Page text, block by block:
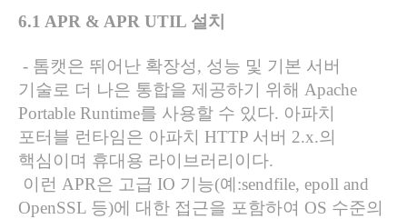
6.1 APR & APR UTIL 설치
- 톰캣은 뛰어난 확장성, 성능 및 기본 서버
기술로 더 나은 통합을 제공하기 위해 Apache
Portable Runtime를 사용할 수 있다. 아파치
포터블 런타임은 아파치 HTTP 서버 2.x.의
핵심이며 휴대용 라이브러리이다.
이런 APR은 고급 IO 기능(예 :sendfile, epoll and
OpenSSL 등)에 대한 접근을 포함하여 OS 수준의